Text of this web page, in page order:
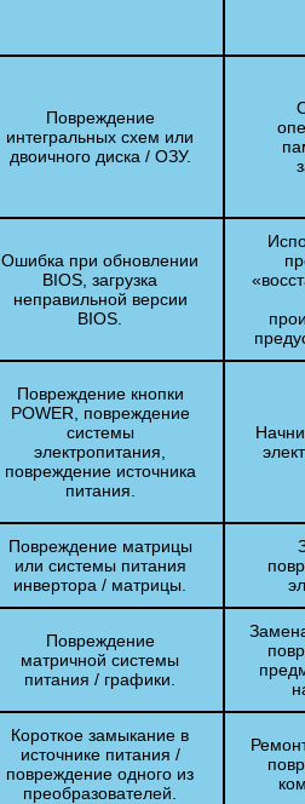
Повреждение
интегральных схем или
двоичного диска / ОЗУ.
Ошибка при обновлении
BIOS, загрузка
неправильной версии
BIOS.
Повреждение кнопки
POWER, повреждение
системы
электропитания,
повреждение источника
питания.
Повреждение матрицы
или системы питания
инвертора / матрицы.
Повреждение
матричной системы
питания / графики.
Короткое замыкание в
источнике питания /
повреждение одного из
преобразователей.